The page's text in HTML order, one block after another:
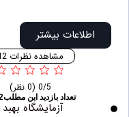
اطلاعات بیشتر
مشاهده نظرات 12
تعداد بازدید این مطلب2382
آزمایشگاه بهبد